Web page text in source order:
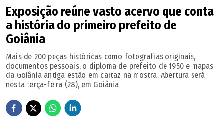
Exposição reúne vasto acervo que conta
a história do primeiro prefeito de
Goiânia
Mais de 200 peças históricas como fotografias originais,
documentos pessoais, o diploma de prefeito de 1950 e mapas
da Goiânia antiga estão em cartaz na mostra. Abertura será
nesta terça-feira (28), em Goiânia